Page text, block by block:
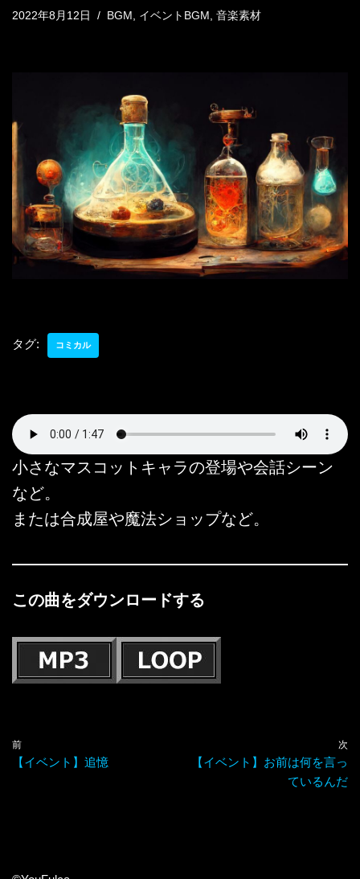
2022年8月12日 BGM , イベントBGM , 音楽素材
タグ: コミカル
小さなマスコットキャラの登場や会話シーン
など。
または合成屋や魔法ショップなど。
この曲をダウンロードする
前
【イベント】追憶
次
【イベント】お前は何を言っ
ているんだ